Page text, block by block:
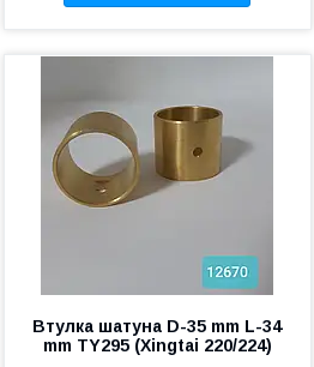
Втулка шатуна D-35 mm L-34
mm TY295 (Xingtai 220/224)